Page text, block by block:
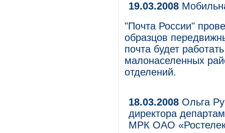
19.03.2008
"Почта России"
образцов
почта будет
малонаселенных
отделений.
18.03.2008 Ольга
директора
МРК ОАО